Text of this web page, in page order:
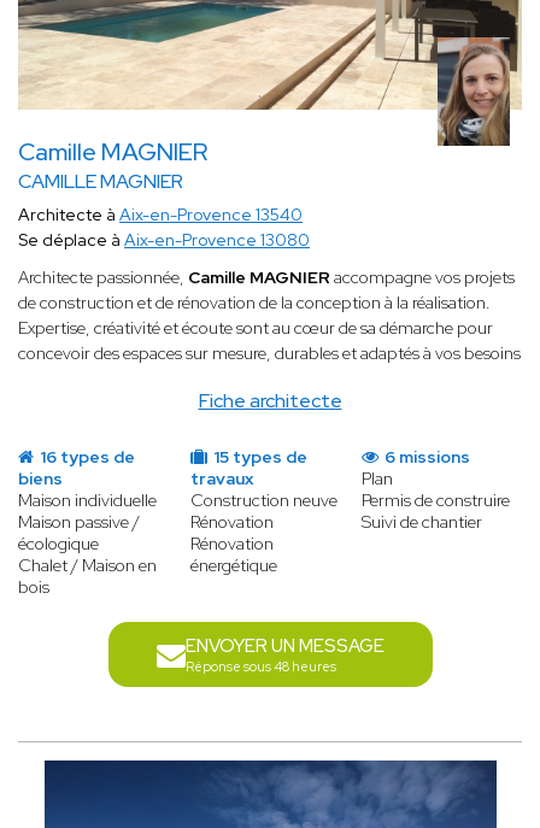
Camille MAGNIER
CAMILLE MAGNIER
Fiche architecte
Architecte à Aix-en-Provence 13540
Se déplace à Aix-en-Provence 13080
Architecte passionnée, Camille MAGNIER accompagne vos projets
de construction et de rénovation de la conception à la réalisation.
Expertise, créativité et écoute sont au cœur de sa démarche pour
concevoir des espaces sur mesure, durables et adaptés à vos besoins
16 types de
biens
Maison individuelle
Maison passive /
écologique
Chalet / Maison en
bois
15 types de
travaux
Construction neuve
Rénovation
Rénovation
énergétique
6 missions
Plan
Permis de construire
Suivi de chantier
ENVOYER UN MESSAGE
Réponse sous 48 heures